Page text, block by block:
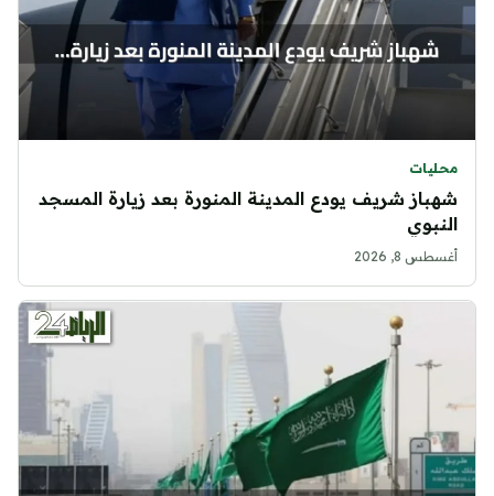
محليات
شهباز شريف يودع المدينة المنورة بعد زيارة المسجد
النبوي
أغسطس 8, 2026